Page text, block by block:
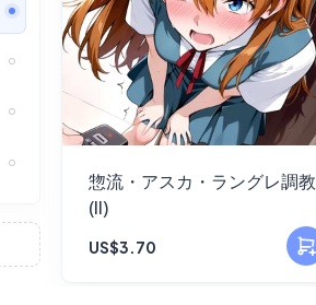
惣流・アスカ・ラングレ調教
(II)
US$3.70